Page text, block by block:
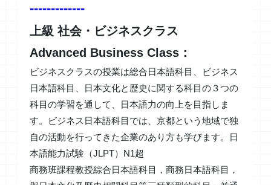
-------------
上級 社会・ビジネスクラス
Advanced Business Class：
ビジネスクラスの授業は総合日本語科目、ビジネス
日本語科目、日本文化と歴史に関する科目の３つの
科目の学習を通して、日本語力の向上を目指しま
す。ビジネス日本語科目では、京都という地域で独
自の活動を行ってきた企業のあり方も学びます。日
本語能力試験（JLPT）N1超
商務班課程教授綜合日本語科目，商務日本語科目，